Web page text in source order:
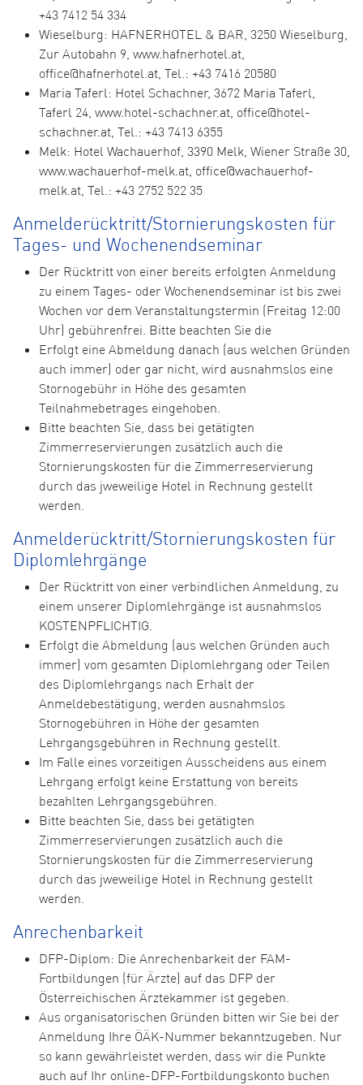
+43 7412 54 334
Wieselburg: HAFNERHOTEL & BAR, 3250 Wieselburg,
Zur Autobahn 9, www.hafnerhotel.at,
office@hafnerhotel.at, Tel.: +43 7416 20580
Maria Taferl: Hotel Schachner, 3672 Maria Taferl,
Taferl 24, www.hotel-schachner.at, office@hotel-
schachner.at, Tel.: +43 7413 6355
Melk: Hotel Wachauerhof, 3390 Melk, Wiener Straße 30,
www.wachauerhof-melk.at, office@wachauerhof-
melk.at, Tel.: +43 2752 522 35
Anmelderücktritt/Stornierungskosten für
Tages- und Wochenendseminar
Der Rücktritt von einer bereits erfolgten Anmeldung
zu einem Tages- oder Wochenendseminar ist bis zwei
Wochen vor dem Veranstaltungstermin (Freitag 12:00
Uhr) gebührenfrei. Bitte beachten Sie die
Erfolgt eine Abmeldung danach (aus welchen Gründen
auch immer) oder gar nicht, wird ausnahmslos eine
Stornogebühr in Höhe des gesamten
Teilnahmebetrages eingehoben.
Bitte beachten Sie, dass bei getätigten
Zimmerreservierungen zusätzlich auch die
Stornierungskosten für die Zimmerreservierung
durch das jweweilige Hotel in Rechnung gestellt
werden.
Anmelderücktritt/Stornierungskosten für
Diplomlehrgänge
Der Rücktritt von einer verbindlichen Anmeldung, zu
einem unserer Diplomlehrgänge ist ausnahmslos
KOSTENPFLICHTIG.
Erfolgt die Abmeldung (aus welchen Gründen auch
immer) vom gesamten Diplomlehrgang oder Teilen
des Diplomlehrgangs nach Erhalt der
Anmeldebestätigung, werden ausnahmslos
Stornogebühren in Höhe der gesamten
Lehrgangsgebühren in Rechnung gestellt.
Im Falle eines vorzeitigen Ausscheidens aus einem
Lehrgang erfolgt keine Erstattung von bereits
bezahlten Lehrgangsgebühren.
Bitte beachten Sie, dass bei getätigten
Zimmerreservierungen zusätzlich auch die
Stornierungskosten für die Zimmerreservierung
durch das jweweilige Hotel in Rechnung gestellt
werden.
Anrechenbarkeit
DFP-Diplom: Die Anrechenbarkeit der FAM-
Fortbildungen (für Ärzte) auf das DFP der
Österreichischen Ärztekammer ist gegeben.
Aus organisatorischen Gründen bitten wir Sie bei der
Anmeldung Ihre ÖÄK-Nummer bekanntzugeben. Nur
so kann gewährleistet werden, dass wir die Punkte
auch auf Ihr online-DFP-Fortbildungskonto buchen